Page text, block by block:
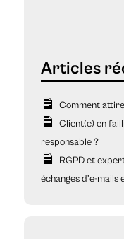
Comment
Client(e) en
responsable ?
RGPD et
échanges d’e-